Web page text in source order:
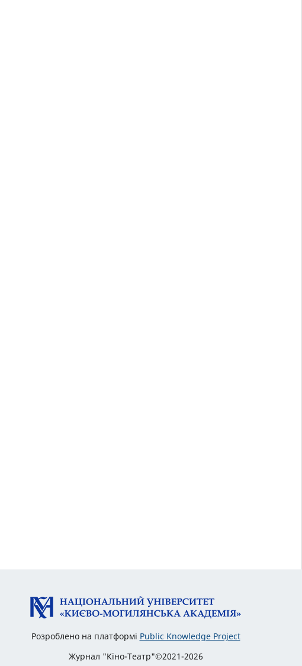
Розроблено на платформі Public Knowledge Project
Журнал "Кіно-Театр"©2021-2026